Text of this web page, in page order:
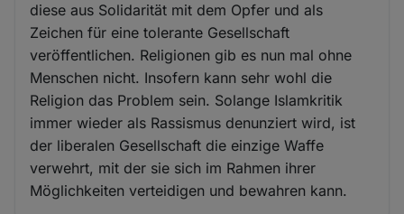
diese aus Solidarität mit dem Opfer und als
Zeichen für eine tolerante Gesellschaft
veröffentlichen. Religionen gib es nun mal ohne
Menschen nicht. Insofern kann sehr wohl die
Religion das Problem sein. Solange Islamkritik
immer wieder als Rassismus denunziert wird, ist
der liberalen Gesellschaft die einzige Waffe
verwehrt, mit der sie sich im Rahmen ihrer
Möglichkeiten verteidigen und bewahren kann.